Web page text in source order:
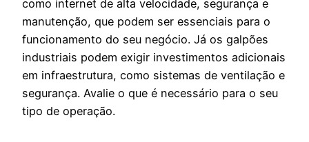
como internet de alta velocidade, segurança e
manutenção, que podem ser essenciais para o
funcionamento do seu negócio. Já os galpões
industriais podem exigir investimentos adicionais
em infraestrutura, como sistemas de ventilação e
segurança. Avalie o que é necessário para o seu
tipo de operação.